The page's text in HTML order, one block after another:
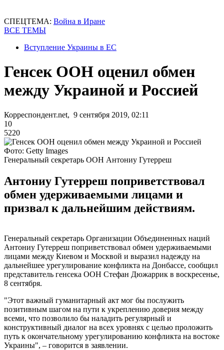
СПЕЦТЕМА: Война в Иране
ВСЕ ТЕМЫ
Вступление Украины в ЕС
Генсек ООН оценил обмен
между Украиной и Россией
Корреспондент.net, 9 сентября 2019, 02:11
10
5220
Фото: Getty Images
Генеральный секретарь ООН Антониу Гутерреш
Антониу Гутерреш поприветствовал
обмен удерживаемыми лицами и
призвал к дальнейшим действиям.
Генеральный секретарь Организации Объединенных наций
Антониу Гутерреш поприветствовал обмен удерживаемыми
лицами между Киевом и Москвой и выразил надежду на
дальнейшее урегулирование конфликта на Донбассе, сообщил
представитель генсека ООН Стефан Дюжаррик в воскресенье,
8 сентября.
"Этот важный гуманитарный акт мог бы послужить
позитивным шагом на пути к укреплению доверия между
всеми, что позволило бы наладить регулярный и
конструктивный диалог на всех уровнях с целью проложить
путь к окончательному урегулированию конфликта на востоке
Украины", – говорится в заявлении.